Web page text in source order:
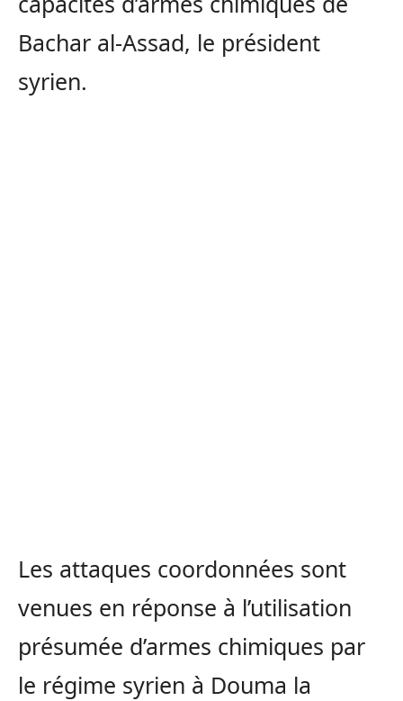
Bachar al-Assad, le président
syrien.
Les attaques coordonnées sont
venues en réponse à l’utilisation
présumée d’armes chimiques par
le régime syrien à Douma la